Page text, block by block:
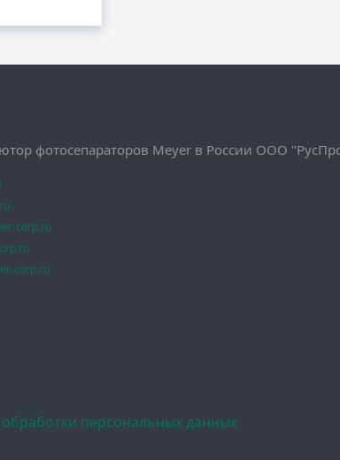
фотосепараторов Meyer в России ООО
corp.ru
corp.ru
персональных данных